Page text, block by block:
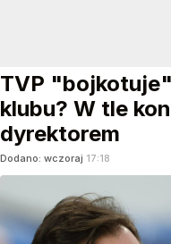
TVP
klubu? W tle
dyrektorem
Dodano: wczoraj 17:18